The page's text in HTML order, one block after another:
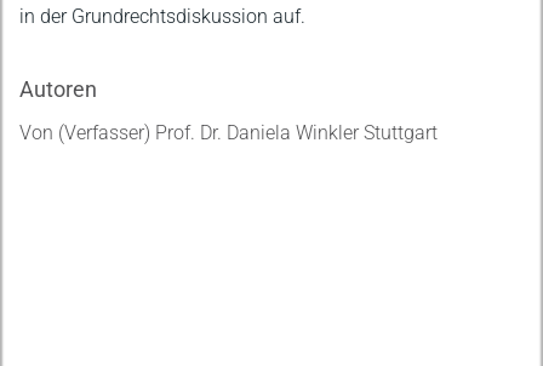
in der Grundrechtsdiskussion auf.
Autoren
Von (Verfasser) Prof. Dr. Daniela Winkler Stuttgart